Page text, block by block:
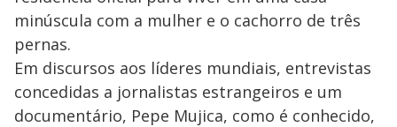
minúscula com a mulher e o cachorro de três
pernas.
Em discursos aos líderes mundiais, entrevistas
concedidas a jornalistas estrangeiros e um
documentário, Pepe Mujica, como é conhecido,